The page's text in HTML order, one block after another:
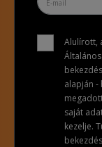
Alulírott,
Általános
alapján -
saját
kezelje.